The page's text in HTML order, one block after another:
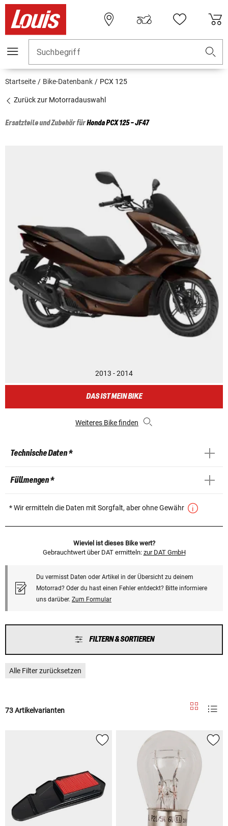
Suchbegriff
Startseite Bike-Datenbank PCX 125
Zurück zur Motorradauswahl
Ersatzteile und Zubehör fürHondaPCX 125 - JF47
2013 - 2014
DAS IST MEIN BIKE
Weiteres Bike finden
Technische Daten *
Füllmengen *
* Wir ermitteln die Daten mit Sorgfalt, aber ohne Gewähr
Wieviel ist dieses Bike wert?
Gebrauchtwert über DAT ermitteln: zur DAT GmbH
Du vermisst Daten oder Artikel in der Übersicht zu deinem
Motorrad? Oder du hast einen Fehler entdeckt? Bitte informiere
uns darüber. Zum Formular
FILTERN & SORTIEREN
Alle Filter zurücksetzen
73 Artikelvarianten